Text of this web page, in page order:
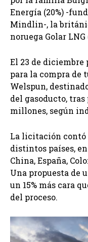
Energía (20%) -
Mindlin-, la
noruega Golar LNG
El 23 de diciembre
para la compra de
Welspun,
del gasoducto,
millones, según
La licitación contó
distintos países,
China, España,
Una propuesta de
un 15% más cara
del proceso.